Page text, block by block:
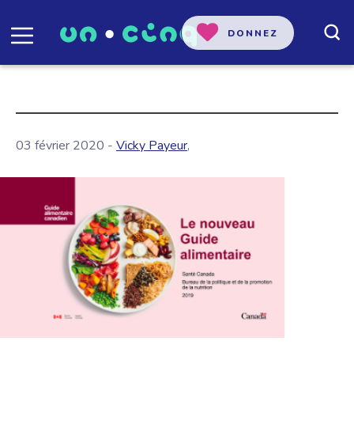
DONNEZ
03 février 2020 - Vicky Payeur,